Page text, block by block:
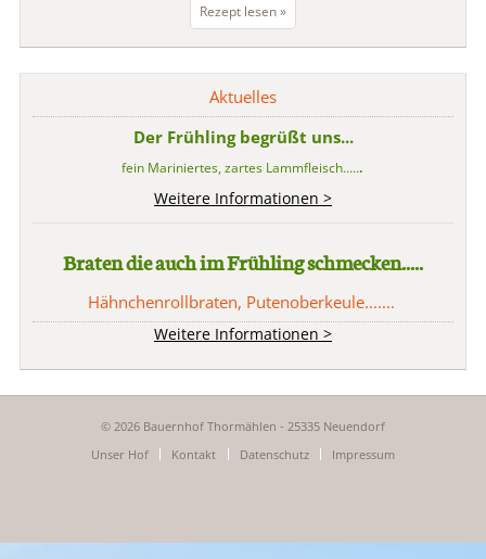
Rezept lesen »Pikantes
Zigeuner-
Hähnchen
Aktuelles
Der Frühling begrüßt uns...
fein Mariniertes, zartes Lammfleisch......
Weitere Informationen >
Braten die auch im Frühling schmecken.....
Hähnchenrollbraten, Putenoberkeule.......
Weitere Informationen >
© 2026 Bauernhof Thormählen - 25335 Neuendorf
Navigation
Unser Hof Kontakt Datenschutz Impressum